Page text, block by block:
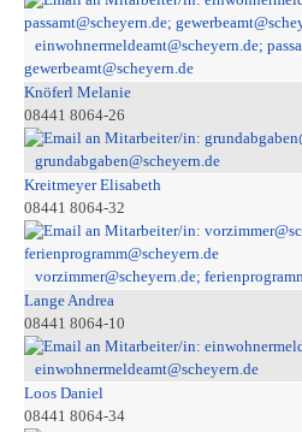
einwohnermeldeamt@scheyern.de;
gewerbeamt@scheyern.de
Knöferl Melanie
08441 8064-26
grundabgaben@scheyern.de
Kreitmeyer Elisabeth
08441 8064-32
vorzimmer@scheyern.de;
Lange Andrea
08441 8064-10
einwohnermeldeamt@scheyern.de
Loos Daniel
08441 8064-34